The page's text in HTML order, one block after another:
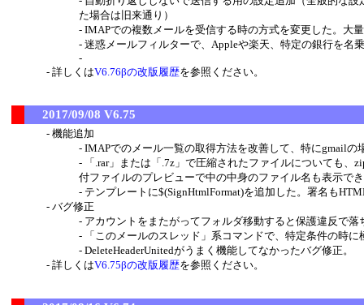
た場合は旧来通り）
IMAPでの複数メールを受信する時の方式を変更した。大
迷惑メールフィルターで、Appleや楽天、特定の銀行を名
詳しくはV6.76βの改版履歴を参照ください。
2017/09/08 V6.75
機能追加
IMAPでのメール一覧の取得方法を改善して、特にgmailの
「.rar」または「.7z」で圧縮されたファイルについても
付ファイルのプレビューで中の中身のファイル名も表示で
テンプレートに$(SignHtmlFormat)を追加した。署名も
バグ修正
アカウントをまたがってフォルダ移動すると保護違反で
「このメールのスレッド」系コマンドで、特定条件の時
DeleteHeaderUnitedがうまく機能してなかったバグ修正。
詳しくはV6.75βの改版履歴を参照ください。